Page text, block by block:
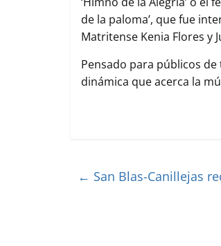
de la paloma’, que fue
Matritense Kenia Flores y
Pensado para públicos
dinámica que acerca la
← San Blas-Canillejas